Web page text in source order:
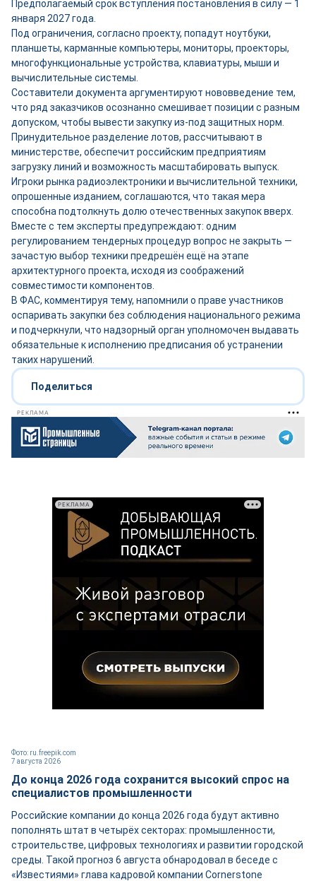
Предполагаемый срок вступления постановления в силу — 1
января 2027 года.
Под ограничения, согласно проекту, попадут ноутбуки,
планшеты, карманные компьютеры, мониторы, проекторы,
многофункциональные устройства, клавиатуры, мыши и
вычислительные системы.
Составители документа аргументируют нововведение тем,
что ряд заказчиков осознанно смешивает позиции с разным
допуском, чтобы вывести закупку из-под защитных норм.
Принудительное разделение лотов, рассчитывают в
министерстве, обеспечит российским предприятиям
загрузку линий и возможность масштабировать выпуск.
Игроки рынка радиоэлектроники и вычислительной техники,
опрошенные изданием, соглашаются, что такая мера
способна подтолкнуть долю отечественных закупок вверх.
Вместе с тем эксперты предупреждают: одним
регулированием тендерных процедур вопрос не закрыть —
зачастую выбор техники предрешён ещё на этапе
архитектурного проекта, исходя из соображений
совместимости компонентов.
В ФАС, комментируя тему, напомнили о праве участников
оспаривать закупки без соблюдения национального режима
и подчеркнули, что надзорный орган уполномочен выдавать
обязательные к исполнению предписания об устранении
таких нарушений.
Поделиться
РЕКЛАМА
7 августа 2026
Фото: ru.freepik.com
До конца 2026 года сохранится высокий спрос на
специалистов промышленности
Российские компании до конца 2026 года будут активно
пополнять штат в четырёх секторах: промышленности,
строительстве, цифровых технологиях и развитии городской
среды. Такой прогноз 6 августа обнародовал в беседе с
«Известиями» глава кадровой компании Cornerstone
РЕКЛАМА